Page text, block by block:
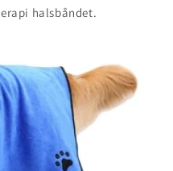
halsbåndet.